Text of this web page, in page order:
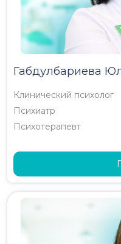
Габдулбариева
Клинический психолог
Психиатр
Психотерапевт